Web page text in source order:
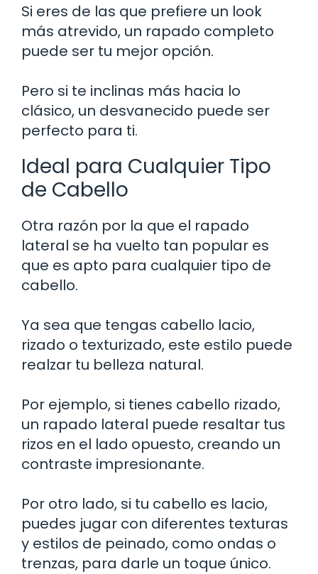
Si eres de las que prefiere un look
más atrevido, un rapado completo
puede ser tu mejor opción.
Pero si te inclinas más hacia lo
clásico, un desvanecido puede ser
perfecto para ti.
Ideal para Cualquier Tipo
de Cabello
Otra razón por la que el rapado
lateral se ha vuelto tan popular es
que es apto para cualquier tipo de
cabello.
Ya sea que tengas cabello lacio,
rizado o texturizado, este estilo puede
realzar tu belleza natural.
Por ejemplo, si tienes cabello rizado,
un rapado lateral puede resaltar tus
rizos en el lado opuesto, creando un
contraste impresionante.
Por otro lado, si tu cabello es lacio,
puedes jugar con diferentes texturas
y estilos de peinado, como ondas o
trenzas, para darle un toque único.